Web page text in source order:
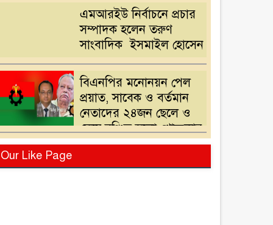
এমআরইউ নির্বাচনে প্রচার
সম্পাদক হলেন তরুণ
সাংবাদিক ইসমাইল হোসেন
বিএনপির মনোনয়ন পেল
প্রয়াত, সাবেক ও বর্তমান
নেতাদের ২৪জন ছেলে ও
মেয়ে,বঞ্চিত হলো খোন্দকার
দেলোয়ার হোসেনের পুত্র
পরিবর্তনের দাবিতে
Our Like Page